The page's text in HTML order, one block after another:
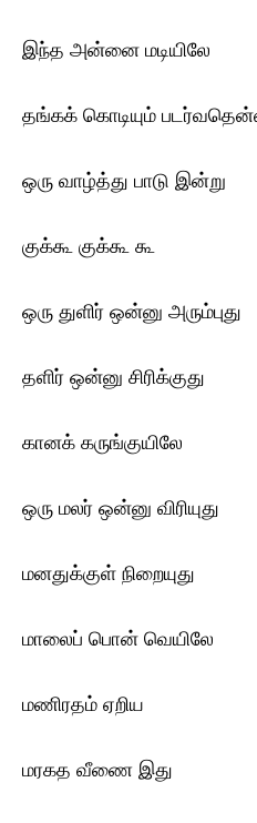
இந்த அன்னை மடியிலே
தங்கக் கொடியும்
ஒரு வாழ்த்து பாடு இன்று
குக்கூ குக்கூ கூ
ஒரு துளிர் ஒன்னு அரும்புது
தளிர் ஒன்னு சிரிக்குது
கானக் கருங்குயிலே
ஒரு மலர் ஒன்னு விரியுது
மனதுக்குள் நிறையுது
மாலைப் பொன் வெயிலே
மணிரதம் ஏறிய
மரகத வீணை இது